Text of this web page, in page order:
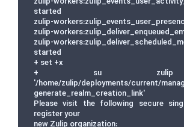
started
zulip-
zulip-
zulip-
started
+ set +x
+ su
'/home/zulip/deployments/current/
generate_realm_creation_link'
Please visit the following secure
register your
new Zulip organization: